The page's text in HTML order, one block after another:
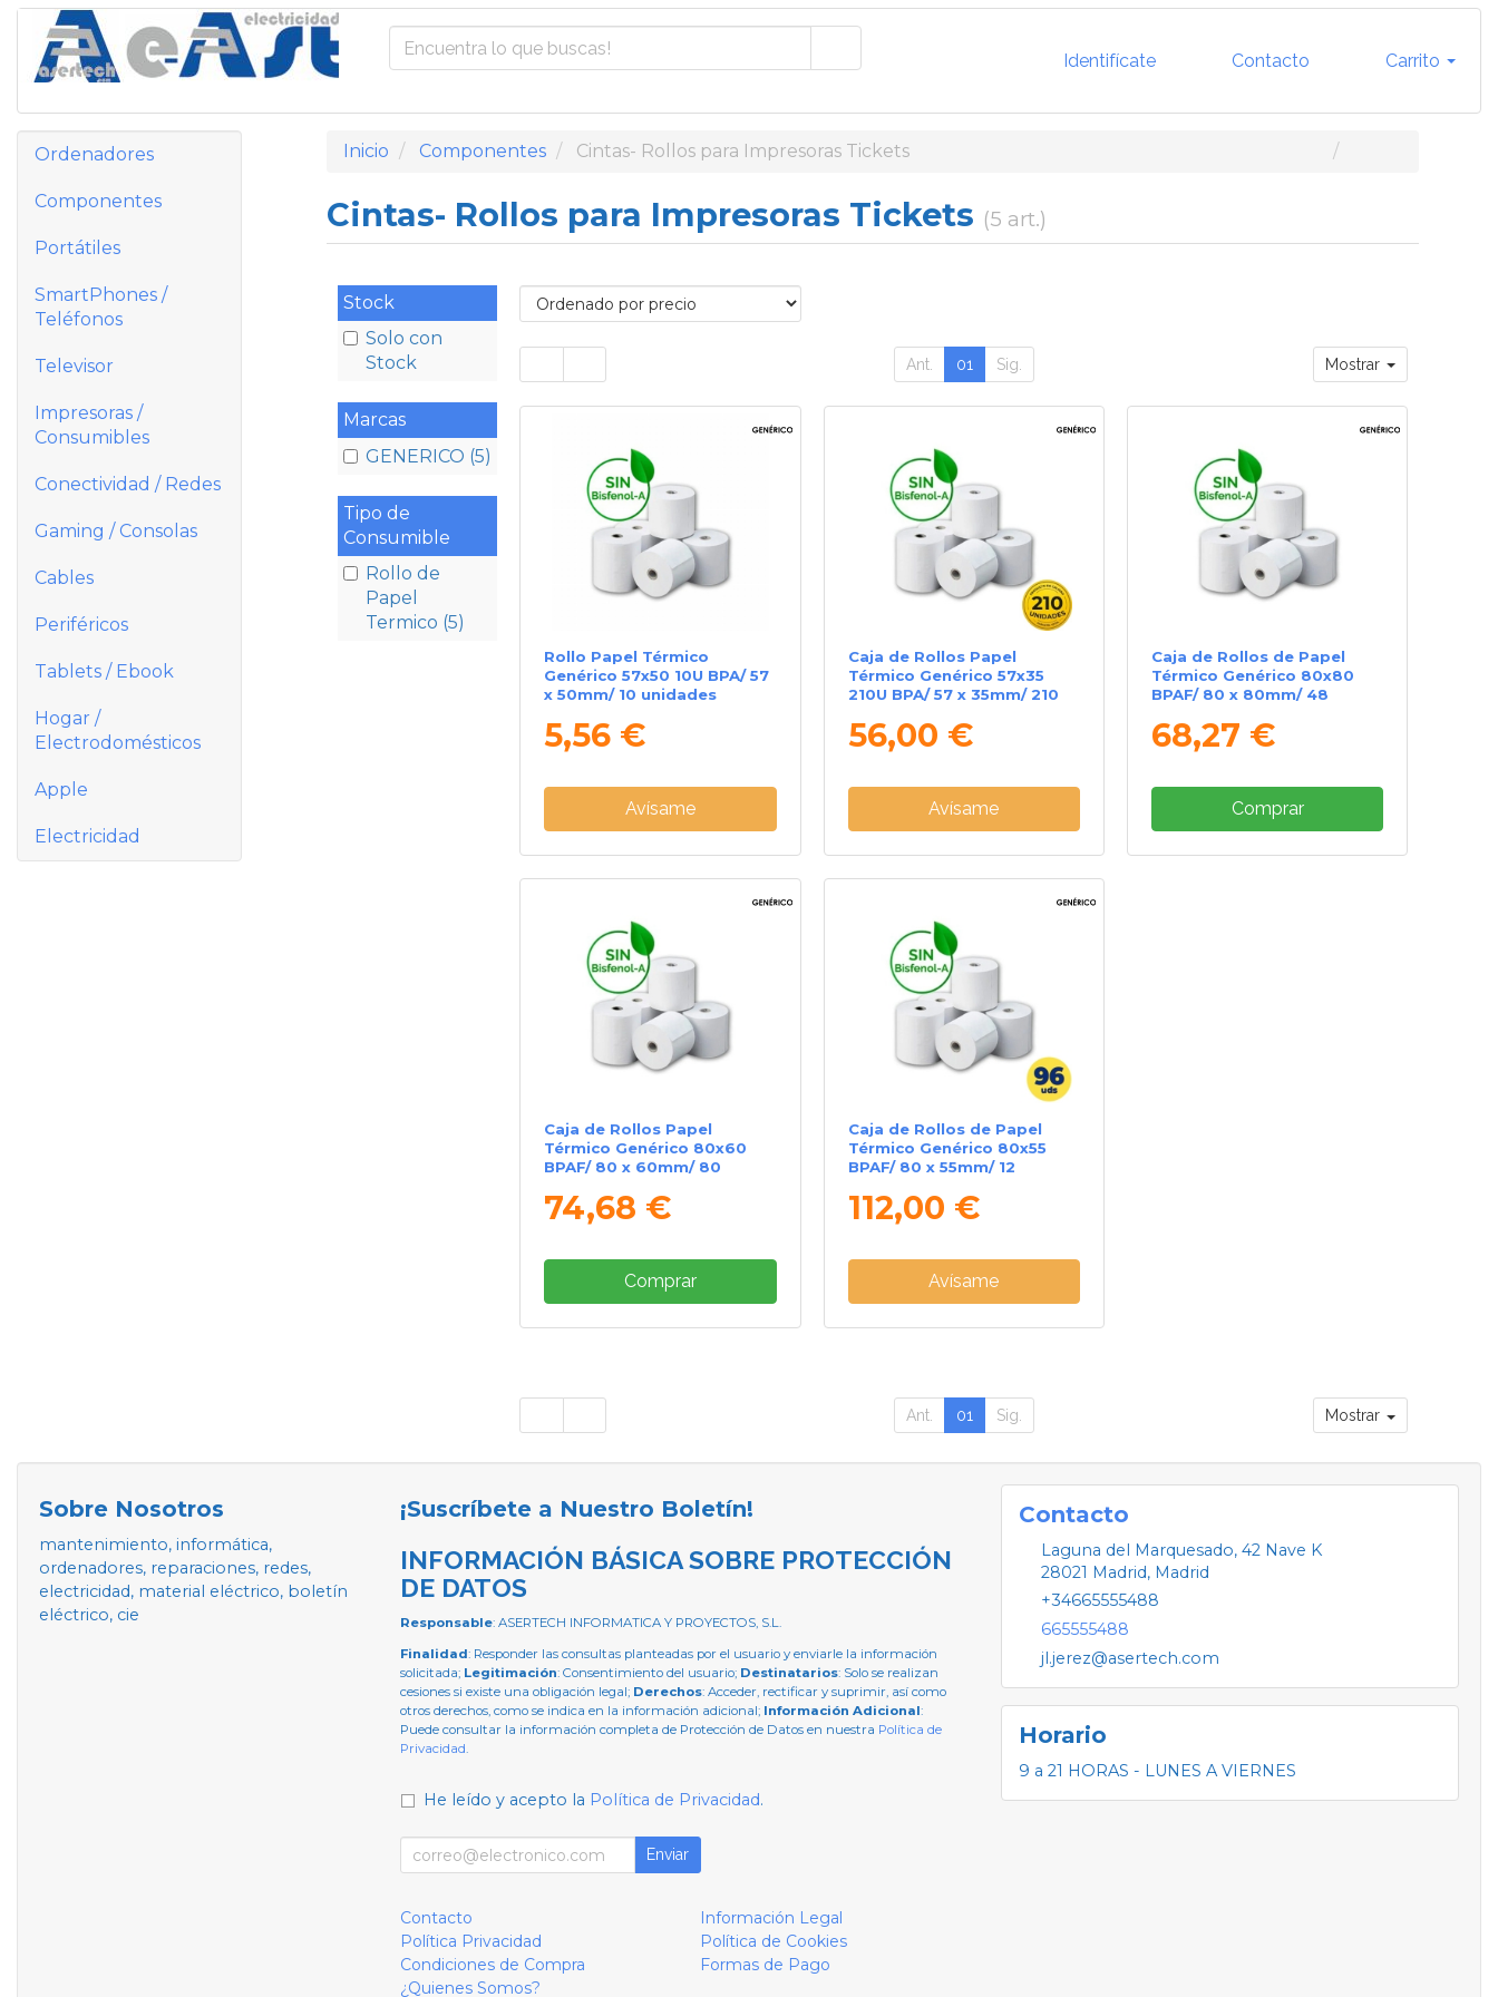
Identifícate Contacto Carrito
Ordenadores
Componentes
Portátiles
SmartPhones /
Teléfonos
Televisor
Impresoras /
Consumibles
Conectividad / Redes
Gaming / Consolas
Cables
Periféricos
Tablets / Ebook
Hogar /
Electrodomésticos
Apple
Electricidad
Inicio Componentes Cintas- Rollos para Impresoras Tickets
Cintas- Rollos para Impresoras Tickets (5 art.)
Stock
Solo con
Stock
Marcas
GENERICO (5)
Tipo de
Consumible
Rollo de
Papel
Termico (5)
Ant. 01 Sig. Mostrar
Rollo Papel Térmico
Genérico 57x50 10U BPA/ 57
x 50mm/ 10 unidades
5,56 €
Avísame
Caja de Rollos Papel
Térmico Genérico 57x35
210U BPA/ 57 x 35mm/ 210
56,00 €
Avísame
Caja de Rollos de Papel
Térmico Genérico 80x80
BPAF/ 80 x 80mm/ 48
68,27 €
Comprar
Caja de Rollos Papel
Térmico Genérico 80x60
BPAF/ 80 x 60mm/ 80
74,68 €
Comprar
Caja de Rollos de Papel
Térmico Genérico 80x55
BPAF/ 80 x 55mm/ 12
112,00 €
Avísame
Ant. 01 Sig. Mostrar
Sobre Nosotros
mantenimiento, informática,
ordenadores, reparaciones, redes,
electricidad, material eléctrico, boletín
eléctrico, cie
¡Suscríbete a Nuestro Boletín!
INFORMACIÓN BÁSICA SOBRE PROTECCIÓN
DE DATOS
Responsable: ASERTECH INFORMATICA Y PROYECTOS, S.L.
Finalidad: Responder las consultas planteadas por el usuario y enviarle la información
solicitada; Legitimación: Consentimiento del usuario; Destinatarios: Solo se realizan
cesiones si existe una obligación legal; Derechos: Acceder, rectificar y suprimir, así como
otros derechos, como se indica en la información adicional; Información Adicional:
Puede consultar la información completa de Protección de Datos en nuestra Política de
Privacidad.
He leído y acepto la Política de Privacidad.
Enviar
Contacto
Información Legal
Política Privacidad
Política de Cookies
Condiciones de Compra
Formas de Pago
¿Quienes Somos?
Contacto
Laguna del Marquesado, 42 Nave K
28021 Madrid, Madrid
+34665555488
665555488
jl.jerez@asertech.com
Horario
9 a 21 HORAS - LUNES A VIERNES